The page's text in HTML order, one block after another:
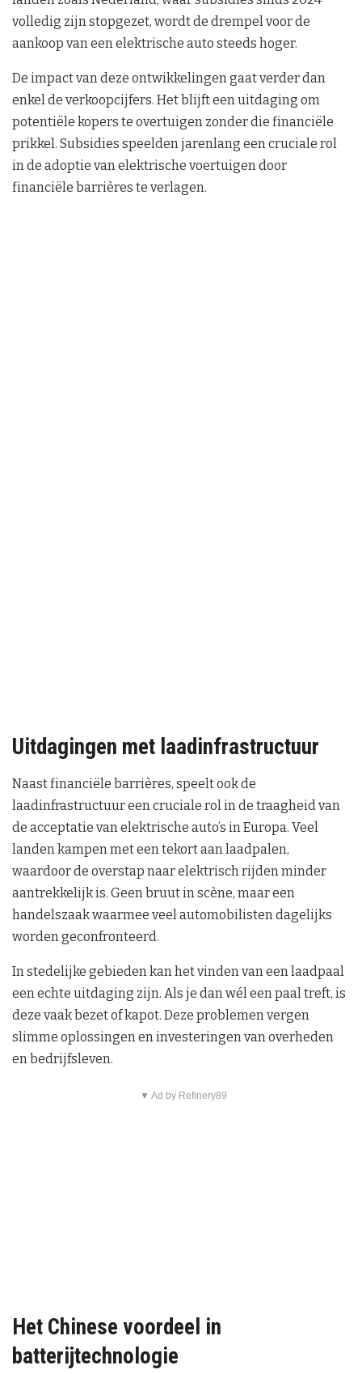
volledig zijn stopgezet, wordt de drempel voor de
aankoop van een elektrische auto steeds hoger.
De impact van deze ontwikkelingen gaat verder dan
enkel de verkoopcijfers. Het blijft een uitdaging om
potentiële kopers te overtuigen zonder die financiële
prikkel. Subsidies speelden jarenlang een cruciale rol
in de adoptie van elektrische voertuigen door
financiële barrières te verlagen.
Uitdagingen met laadinfrastructuur
Naast financiële barrières, speelt ook de
laadinfrastructuur een cruciale rol in de traagheid van
de acceptatie van elektrische auto’s in Europa. Veel
landen kampen met een tekort aan laadpalen,
waardoor de overstap naar elektrisch rijden minder
aantrekkelijk is. Geen bruut in scène, maar een
handelszaak waarmee veel automobilisten dagelijks
worden geconfronteerd.
In stedelijke gebieden kan het vinden van een laadpaal
een echte uitdaging zijn. Als je dan wél een paal treft, is
deze vaak bezet of kapot. Deze problemen vergen
slimme oplossingen en investeringen van overheden
en bedrijfsleven.
▼ Ad by Refinery89
Het Chinese voordeel in
batterijtechnologie